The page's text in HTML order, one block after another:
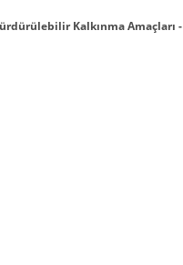
Kalkınma Amaçları -